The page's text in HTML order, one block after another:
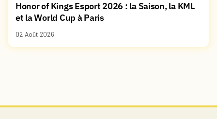
Honor of Kings Esport 2026 : la Saison, la KML
et la World Cup à Paris
02 Août 2026